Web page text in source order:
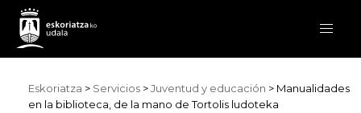
Eskoriatza > Servicios >Juventud y educación > Manualidades
en la biblioteca, de la mano de Tortolis ludoteka